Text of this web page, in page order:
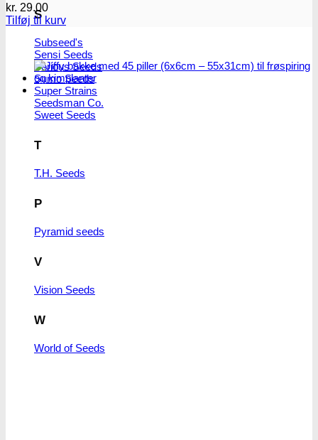
S
Subseed's
Sensi Seeds
Serious Seeds
Sumo Seeds
Super Strains
Seedsman Co.
Sweet Seeds
T
T.H. Seeds
P
Pyramid seeds
V
Vision Seeds
W
World of Seeds
kr. 29.00
Tilføj til kurv